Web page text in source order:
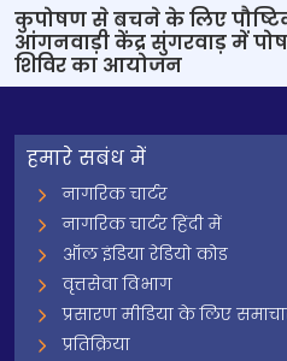
कुपोषण से बचने के लिए
आंगनवाड़ी केंद्र सुंगरवाड़ में
शिविर का आयोजन
हमारे सबंध में
नागरिक चार्टर
नागरिक चार्टर हिंदी में
ऑल इंडिया रेडियो कोड
वृत्तसेवा विभाग
प्रसारण मीडिया के लिए
प्रतिक्रिया